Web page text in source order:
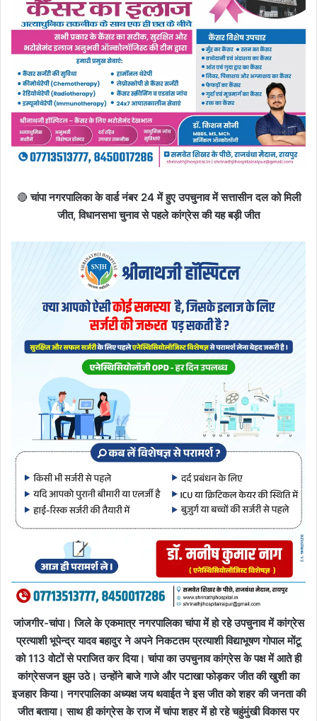
🔴चांपा नगरपालिका के वार्ड नंबर 24 में हुए उपचुनाव में सत्तासीन दल को मिली
जीत, विधानसभा चुनाव से पहले कांग्रेस की यह बड़ी जीत
जांजगीर-चांपा। जिले के एकमात्र नगरपालिका चांपा में हो रहे उपचुनाव में कांग्रेस
प्रत्याशी भूपेन्द्र यादव बहादुर ने अपने निकटतम प्रत्याशी विद्याभूषण गोपाल मोंटू
को 113 वोटों से पराजित कर दिया। चांपा का उपचुनाव कांग्रेस के पक्ष में आते ही
कांग्रेसजन झुम उठे। उन्होंने बाजे गाजे और पटाखा फोड़कर जीत की खुशी का
इजहार किया। नगरपालिका अध्यक्ष जय थवाईत ने इस जीत को शहर की जनता की
जीत बताया। साथ ही कांग्रेस के राज में चांपा शहर में हो रहे चहुंमुंखी विकास पर